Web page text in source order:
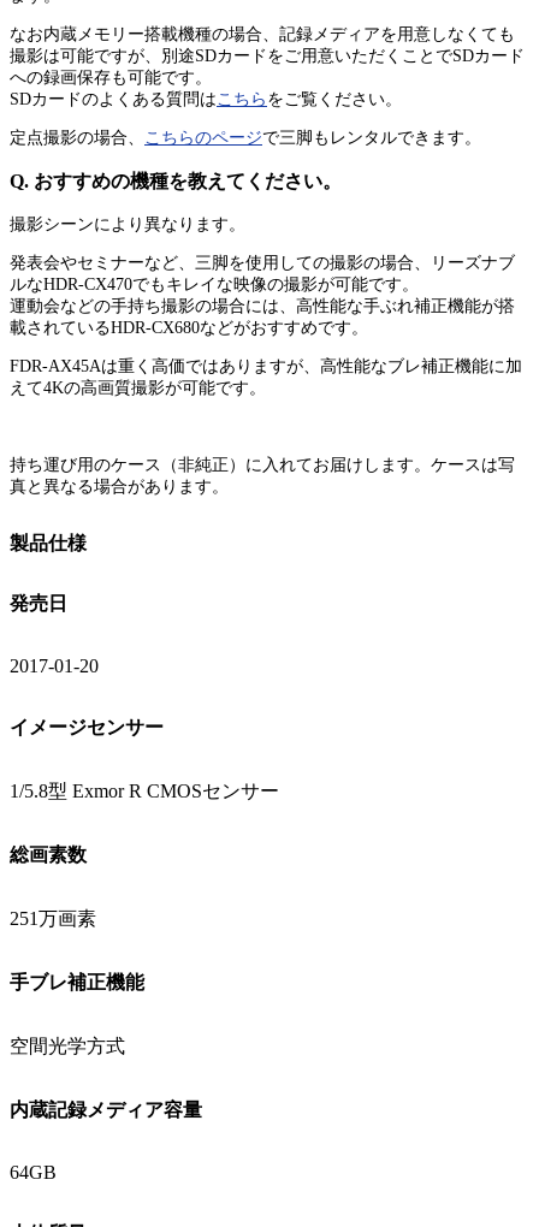
なお内蔵メモリー搭載機種の場合、記録メディアを用意しなくても
撮影は可能ですが、別途SDカードをご用意いただくことでSDカード
への録画保存も可能です。
SDカードのよくある質問はこちら をご覧ください。
定点撮影の場合、 こちらのページで三脚もレンタルできます。
Q. おすすめの機種を教えてください。
撮影シーンにより異なります。
発表会やセミナーなど、三脚を使用しての撮影の場合、リーズナブ
ルなHDR-CX470でもキレイな映像の撮影が可能です。
運動会などの手持ち撮影の場合には、高性能な手ぶれ補正機能が搭
載されているHDR-CX680などがおすすめです。
FDR-AX45Aは重く高価ではありますが、高性能なブレ補正機能に加
えて4Kの高画質撮影が可能です。
持ち運び用のケース（非純正）に入れてお届けします。ケースは写
真と異なる場合があります。
製品仕様
発売日
2017-01-20
イメージセンサー
1/5.8型 Exmor R CMOSセンサー
総画素数
251万画素
手ブレ補正機能
空間光学方式
内蔵記録メディア容量
64GB